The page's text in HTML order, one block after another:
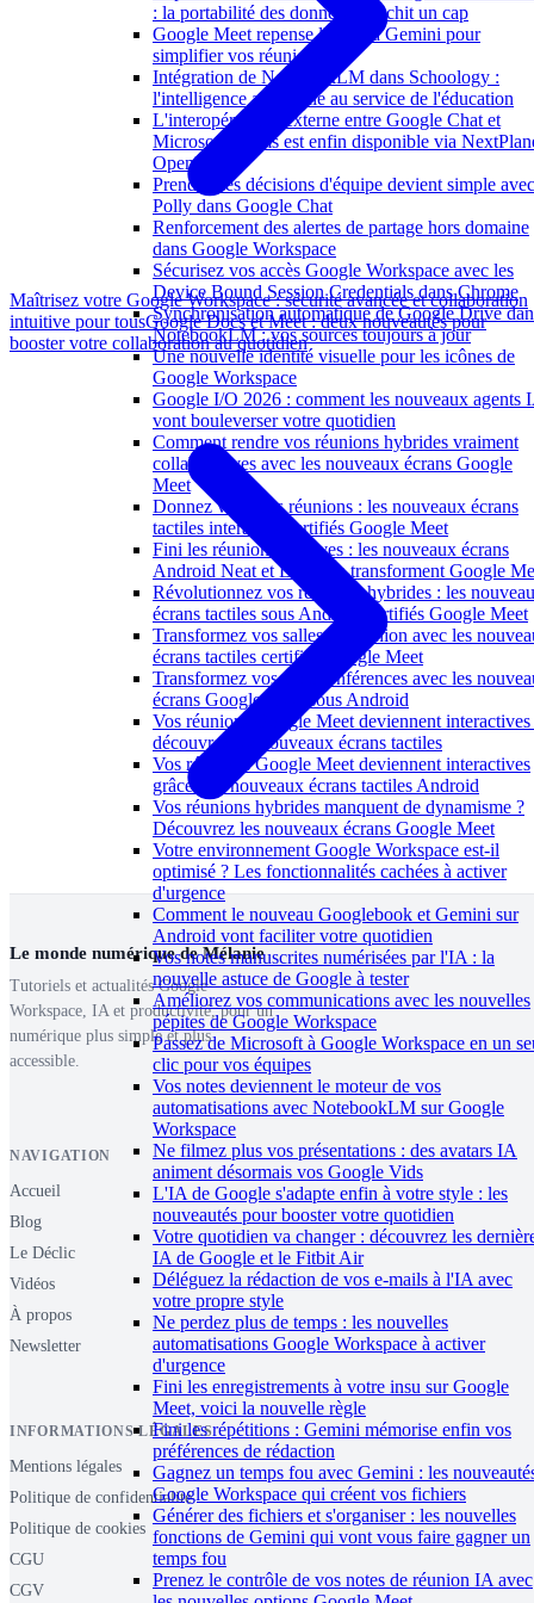
: la portabilité des données franchit un cap
Google Meet repense l'accès à Gemini pour
simplifier vos réunions
Intégration de NotebookLM dans Schoology :
l'intelligence artificielle au service de l'éducation
L'interopérabilité externe entre Google Chat et
Microsoft Teams est enfin disponible via
OpenHub
Prendre des décisions d'équipe devient simple avec
Polly dans Google Chat
Renforcement des alertes de partage hors domaine
dans Google Workspace
Sécurisez vos accès Google Workspace avec les
Device Bound Session Credentials dans Chrome
Synchronisation automatique de Google Drive
NotebookLM : vos sources toujours à jour
Une nouvelle identité visuelle pour les icônes de
Google Workspace
Google I/O 2026 : comment les nouveaux agents
vont bouleverser votre quotidien
Comment rendre vos réunions hybrides vraiment
collaboratives avec les nouveaux écrans Google
Meet
Donnez vie à vos réunions : les nouveaux écrans
tactiles interactifs certifiés Google Meet
Fini les réunions passives : les nouveaux écrans
Android Neat et Logitech transforment Google
Révolutionnez vos réunions hybrides : les
écrans tactiles sous Android certifiés Google Meet
Transformez vos salles de réunion avec les
écrans tactiles certifiés Google Meet
Transformez vos visioconférences avec les
écrans Google Meet sous Android
Vos réunions Google Meet deviennent interactives
découvrez les nouveaux écrans tactiles
Vos réunions Google Meet deviennent interactives
grâce aux nouveaux écrans tactiles Android
Vos réunions hybrides manquent de dynamisme ?
Découvrez les nouveaux écrans Google Meet
Votre environnement Google Workspace est-il
optimisé ? Les fonctionnalités cachées à activer
d'urgence
Comment le nouveau Googlebook et Gemini sur
Android vont faciliter votre quotidien
Vos notes manuscrites numérisées par l'IA : la
nouvelle astuce de Google à tester
Améliorez vos communications avec les nouvelles
pépites de Google Workspace
Passez de Microsoft à Google Workspace en un
clic pour vos équipes
Vos notes deviennent le moteur de vos
automatisations avec NotebookLM sur Google
Workspace
Ne filmez plus vos présentations : des avatars IA
animent désormais vos Google Vids
L'IA de Google s'adapte enfin à votre style : les
nouveautés pour booster votre quotidien
Votre quotidien va changer : découvrez les
IA de Google et le Fitbit Air
Déléguez la rédaction de vos e-mails à l'IA avec
votre propre style
Ne perdez plus de temps : les nouvelles
automatisations Google Workspace à activer
d'urgence
Fini les enregistrements à votre insu sur Google
Meet, voici la nouvelle règle
Fini les répétitions : Gemini mémorise enfin vos
préférences de rédaction
Gagnez un temps fou avec Gemini : les
Google Workspace qui créent vos fichiers
Générer des fichiers et s'organiser : les nouvelles
fonctions de Gemini qui vont vous faire gagner un
temps fou
Prenez le contrôle de vos notes de réunion IA avec
Maîtrisez votre Google Workspace : sécurité avancée et collaboration
intuitive pour tousGoogle Docs et Meet : deux nouveautés pour
booster votre collaboration au quotidien
Le monde numérique de Mélanie
Tutoriels et actualités Google
Workspace, IA et productivité, pour un
numérique plus simple et plus
accessible.
NAVIGATION
Accueil
Blog
Le Déclic
Vidéos
À propos
Newsletter
INFORMATIONS LÉGALES
Mentions légales
Politique de confidentialité
Politique de cookies
CGU
CGV